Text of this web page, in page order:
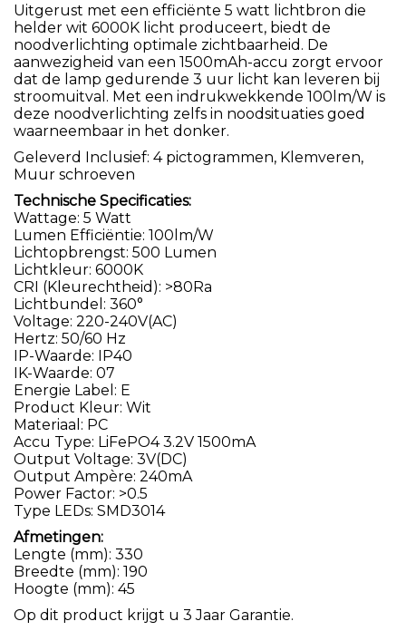
Uitgerust met een efficiënte 5 watt lichtbron die
helder wit 6000K licht produceert, biedt de
noodverlichting optimale zichtbaarheid. De
aanwezigheid van een 1500mAh-accu zorgt ervoor
dat de lamp gedurende 3 uur licht kan leveren bij
stroomuitval. Met een indrukwekkende 100lm/W is
deze noodverlichting zelfs in noodsituaties goed
waarneembaar in het donker.
Geleverd Inclusief: 4 pictogrammen, Klemveren,
Muur schroeven
Technische Specificaties:
Wattage: 5 Watt
Lumen Efficiëntie: 100lm/W
Lichtopbrengst: 500 Lumen
Lichtkleur: 6000K
CRI (Kleurechtheid): >80Ra
Lichtbundel: 360°
Voltage: 220-240V(AC)
Hertz: 50/60 Hz
IP-Waarde: IP40
IK-Waarde: 07
Energie Label: E
Product Kleur: Wit
Materiaal: PC
Accu Type: LiFePO4 3.2V 1500mA
Output Voltage: 3V(DC)
Output Ampère: 240mA
Power Factor: >0.5
Type LEDs: SMD3014
Afmetingen:
Lengte (mm): 330
Breedte (mm): 190
Hoogte (mm): 45
Op dit product krijgt u 3 Jaar Garantie.